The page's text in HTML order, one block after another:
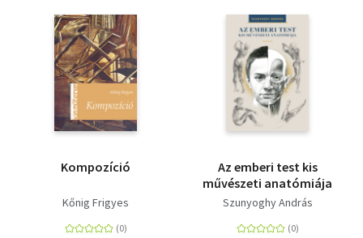
Kompozíció
Kőnig Frigyes
Az emberi test kis
művészeti anatómiája
Szunyoghy András